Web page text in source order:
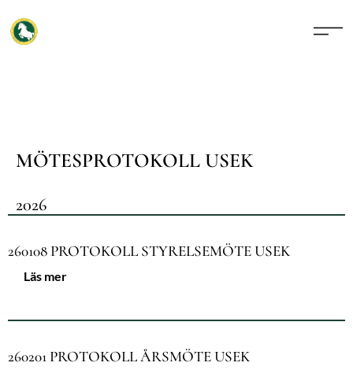
MÖTESPROTOKOLL USEK
2026
260108 PROTOKOLL STYRELSEMÖTE USEK
Läs mer
260201 PROTOKOLL ÅRSMÖTE USEK